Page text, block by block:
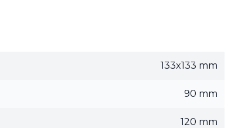
133x133 mm
90 mm
120 mm